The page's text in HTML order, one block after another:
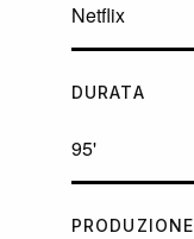
Netflix
DURATA
95'
PRODUZIONE